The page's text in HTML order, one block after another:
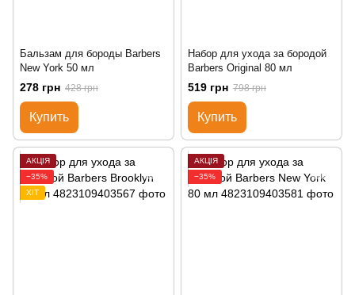
Бальзам для бороды Barbers
New York 50 мл
278 грн 428 грн
Купить
Набор для ухода за бородой
Barbers Original 80 мл
519 грн 798 грн
Купить
АКЦІЯ
−35%
ХІТ
АКЦІЯ
−35%